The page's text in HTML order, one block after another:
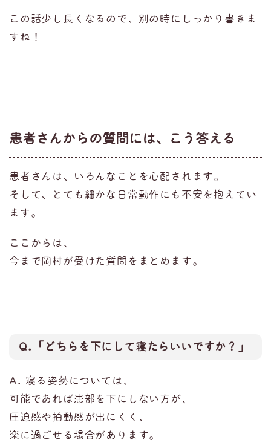
この話少し長くなるので、別の時にしっかり書きま
すね！
患者さんからの質問には、こう答える
患者さんは、いろんなことを心配されます。
そして、とても細かな日常動作にも不安を抱えてい
ます。
ここからは、
今まで岡村が受けた質問をまとめます。
Q.「どちらを下にして寝たらいいですか？」
A. 寝る姿勢については、
可能であれば患部を下にしない方が、
圧迫感や拍動感が出にくく、
楽に過ごせる場合があります。